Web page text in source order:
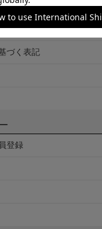
基づく表記
づく表記
登録